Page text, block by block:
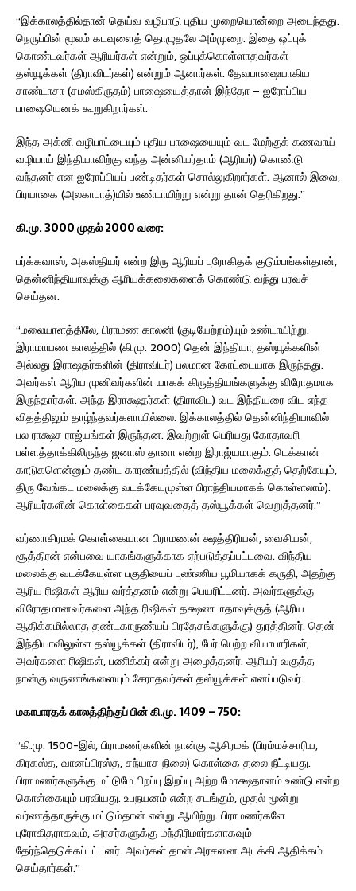
“இக்காலத்தில்தான் தெய்வ வழிபாடு புதிய முறையொன்றை அடைந்தது.
நெருப்பின் மூலம் கடவுளைத் தொழுதலே அம்முறை. இதை ஒப்புக்
கொண்டவர்கள் ஆரியர்கள் என்றும், ஒப்புக்கொள்ளாதவர்கள்
தஸ்யூக்கள் (திராவிடர்கள்) என்றும் ஆனார்கள். தேவபாஷையாகிய
சாண்டாசா (சமஸ்கிருதம்) பாஷையைத்தான் இந்தோ – ஐரோப்பிய
பாஷையெனக் கூறுகிறார்கள்.
இந்த அக்னி வழிபாட்டையும் புதிய பாஷையையும் வட மேற்குக் கணவாய்
வழியாய் இந்தியாவிற்கு வந்த அன்னியர்தாம் (ஆரியர்) கொண்டு
வந்தனர் என ஐரோப்பியப் பண்டிதர்கள் சொல்லுகிறார்கள். ஆனால் இவை,
பிரயாகை (அலகாபாத்)யில் உண்டாயிற்று என்று தான் தெரிகிறது.”
கி.மு. 3000 முதல் 2000 வரை:
பர்க்கவாஸ், அகஸ்தியர் என்ற இரு ஆரியப் புரோகிதக் குடும்பங்கள்தான்,
தென்னிந்தியாவுக்கு ஆரியக்கலைகளைக் கொண்டு வந்து பரவச்
செய்தன.
“மலையாளத்திலே, பிராமண காலனி (குடியேற்றம்)யும் உண்டாயிற்று.
இராமாயண காலத்தில் (கி.மு. 2000) தென் இந்தியா, தஸ்யூக்களின்
அல்லது இராஷதர்களின் (திராவிடர்) பலமான கோட்டையாக இருந்தது.
அவர்கள் ஆரிய முனிவர்களின் யாகக் கிருத்தியங்களுக்கு விரோதமாக
இருந்தார்கள். அந்த இராக்ஷதர்கள் (திராவிட) வட இந்தியரை விட எந்த
விதத்திலும் தாழ்ந்தவர்களாயில்லை. இக்காலத்தில் தென்னிந்தியாவில்
பல ராக்ஷச ராஜ்யங்கள் இருந்தன. இவற்றுள் பெரியது கோதாவரி
பள்ளத்தாக்கிலிருந்த ஜனாஸ் தானா என்ற இராஜ்யமாகும். டெக்கான்
காடுகளென்னும் தண்ட காரண்யத்தில் (விந்திய மலைக்குத் தெற்கேயும்,
திரு வேங்கட மலைக்கு வடக்கேயுமுள்ள பிராந்தியமாகக் கொள்ளலாம்).
ஆரியர்களின் கொள்கைகள் பரவுவதைத் தஸ்யூக்கள் வெறுத்தனர்.”
வர்ணாசிரமக் கொள்கையான பிராமணன் க்ஷத்திரியன், வைசியன்,
சூத்திரன் என்பவை யாகங்களுக்காக ஏற்படுத்தப்பட்டவை. விந்திய
மலைக்கு வடக்கேயுள்ள பகுதியைப் புண்ணிய பூமியாகக் கருதி, அதற்கு
ஆரிய ரிஷிகள் ஆரிய வர்த்தனம் என்று பெயரிட்டனர். அவர்களுக்கு
விரோதமானவர்களை அந்த ரிஷிகள் தக்ஷணபாதாவுக்குத் (ஆரிய
ஆதிக்கமில்லாத தண்டகாருண்யப் பிரதேசங்களுக்கு) துரத்தினர். தென்
இந்தியாவிலுள்ள தஸ்யூக்கள் (திராவிடர்), பேர் பெற்ற வியாபாரிகள்,
அவர்களை ரிஷிகள், பணிக்கர் என்று அழைத்தனர். ஆரியர் வகுத்த
நான்கு வருணங்களையும் சேராதவர்கள் தஸ்யூக்கள் எனப்படுவர்.
மகாபாரதக் காலத்திற்குப் பின் கி.மு. 1409 – 750:
“கி.மு. 1500-இல், பிராமணர்களின் நான்கு ஆசிரமக் (பிரம்மச்சாரிய,
கிரகஸ்த, வானப்பிரஸ்த, சந்யாச நிலை) கொள்கை தலை நீட்டியது.
பிராமணர்களுக்கு மட்டுமே பிறப்பு இறப்பு அற்ற மோக்ஷதானம் உண்டு என்ற
கொள்கையும் பரவியது. உபநயனம் என்ற சடங்கும், முதல் மூன்று
வர்ணத்தாருக்கு மட்டும்தான் என்று ஆயிற்று. பிராமணர்களே
புரோகிதராகவும், அரசர்களுக்கு மந்திரிமார்களாகவும்
தேர்ந்தெடுக்கப்பட்டனர். அவர்கள் தான் அரசனை அடக்கி ஆதிக்கம்
செய்தார்கள்.”